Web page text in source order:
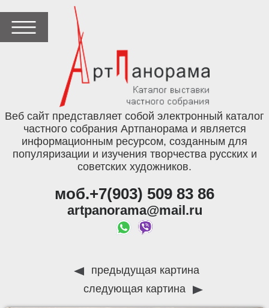
Веб сайт представляет собой электронный каталог
частного собрания Артпанорама и является
информационным ресурсом, созданным для
популяризации и изучения творчества русских и
советских художников.
моб.+7(903) 509 83 86
artpanorama@mail.ru
предыдущая картина
следующая картина